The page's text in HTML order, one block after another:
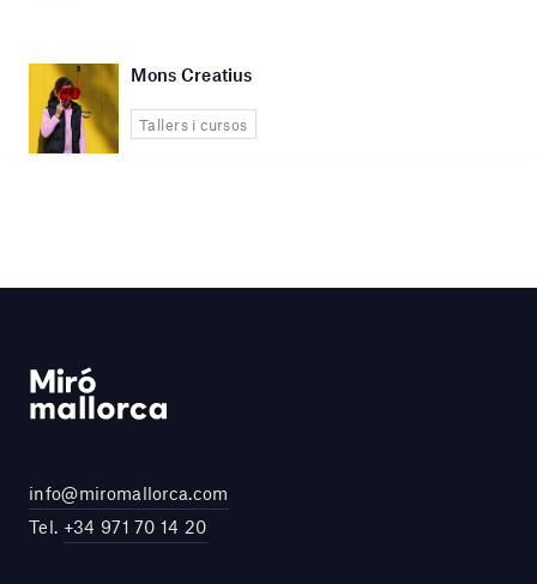
Mons Creatius
Tallers i cursos
info@miromallorca.com
Tel. +34 971 70 14 20